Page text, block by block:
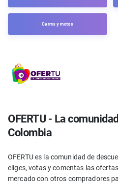
Carros y motos
OFERTU - La
Colombia
OFERTU es la comunidad de
eliges, votas y comentas las
mercado con otros compradores